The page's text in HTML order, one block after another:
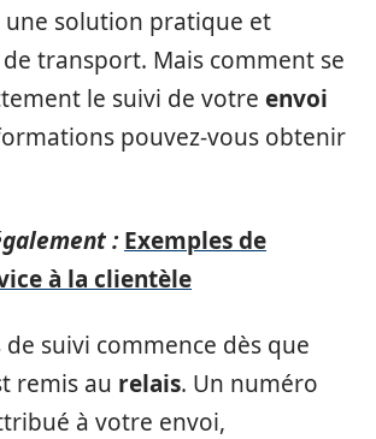
solution pratique et
transport. Mais comment se
le suivi de votre envoi
pouvez-vous obtenir
: Exemples de
à la clientèle
de suivi commence dès que
remis au relais. Un numéro
à votre envoi,